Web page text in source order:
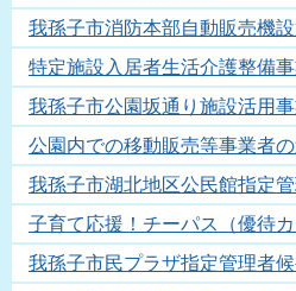
我孫子市消防本部自動販売機
特定施設入居者生活介護整備
我孫子市公園坂通り施設活用
公園内での移動販売等事業者
我孫子市湖北地区公民館指定
子育て応援！チーパス（優待
我孫子市民プラザ指定管理者